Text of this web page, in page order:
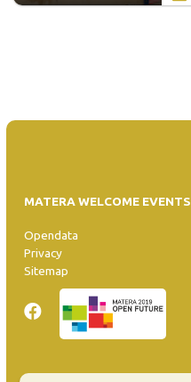
MATERA WELCOME EVENTS
Opendata
Privacy
Sitemap